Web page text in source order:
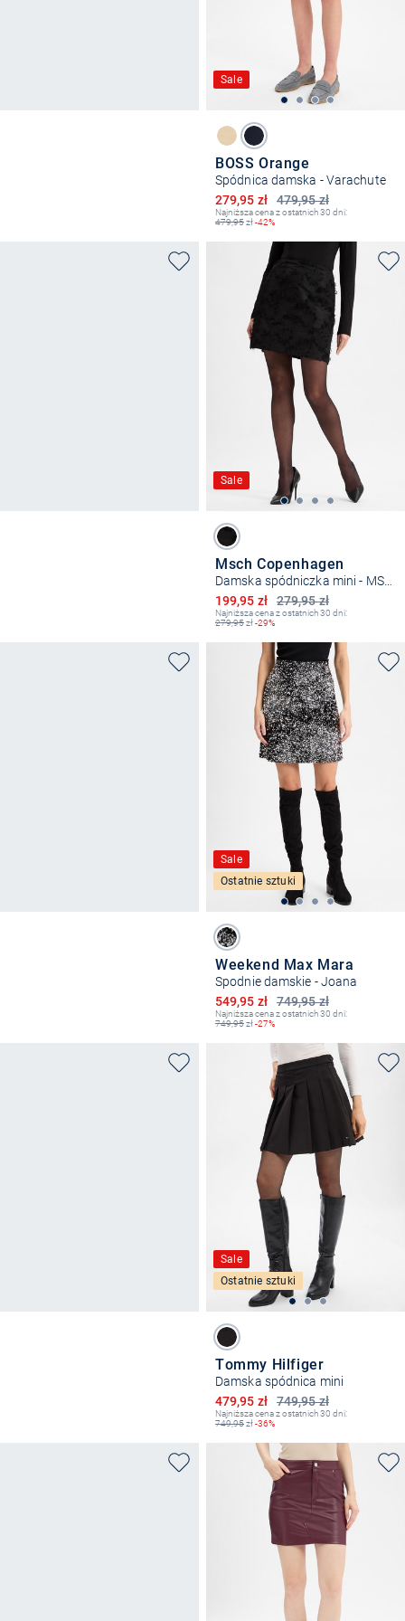
Sale
BOSS Orange
Spódnica damska - Varachute
479,95 zł
Obniżona cena
279,95 zł
Najniższa cena z ostatnich 30 dni:
479,95zł-42%
Sale
Msch Copenhagen
Damska spódniczka mini - MSCHAugustina
279,95 zł
Obniżona cena
199,95 zł
Najniższa cena z ostatnich 30 dni:
279,95zł-29%
Sale
Ostatnie sztuki
Weekend Max Mara
Spodnie damskie - Joana
749,95 zł
Obniżona cena
549,95 zł
Najniższa cena z ostatnich 30 dni:
749,95zł-27%
Sale
Ostatnie sztuki
Tommy Hilfiger
Damska spódnica mini
749,95 zł
Obniżona cena
479,95 zł
Najniższa cena z ostatnich 30 dni:
749,95zł-36%